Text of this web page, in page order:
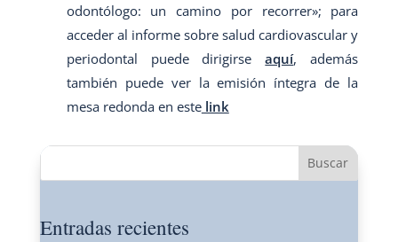
odontólogo: un camino por recorrer»; para
acceder al informe sobre salud cardiovascular y
periodontal puede dirigirseaquí, además
también puede ver la emisión íntegra de la
mesa redonda en estelink
Buscar
Entradas recientes